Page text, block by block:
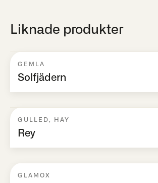
Liknade produkter
GEMLA
Solfjädern
GULLED, HAY
Rey
GLAMOX